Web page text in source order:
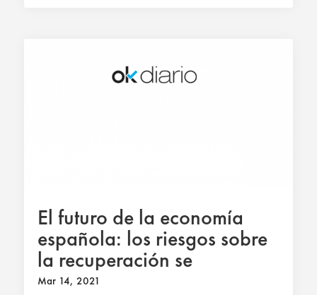
El futuro de la economía
española: los riesgos sobre
la recuperación se
multiplican
Mar 14, 2021